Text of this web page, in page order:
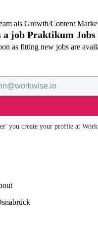
als Growth/Content
a job Praktikum
as fitting new jobs are
you create your profile at